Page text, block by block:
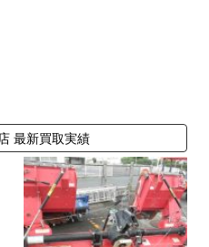
最新買取実績